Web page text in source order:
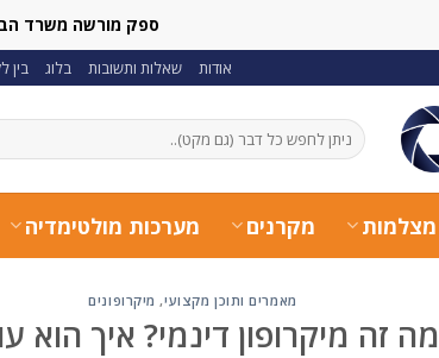
ספק מורשה משרד הביטחון
אודות שאלות ותשובות בלוג בין
חיפוש
עבור:
מצלמות מקרנים מערכות מולטימדיה
מאמרים ותוכן מקצועי, מיקרופונים
מה זה מיקרופון דינמי? איך הוא